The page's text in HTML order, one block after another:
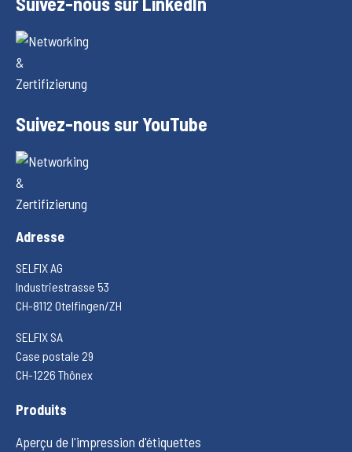
Suivez-nous sur YouTube
Adresse
SELFIX AG
Industriestrasse 53
CH-8112 Otelfingen/ZH
SELFIX SA
Case postale 29
CH-1226 Thônex
Produits
Aperçu de l'impression d'étiquettes